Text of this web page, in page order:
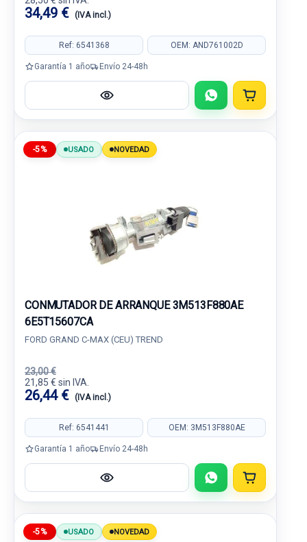
34,49 € (IVA incl.)
Ref: 6541368 OEM: AND761002D
Garantía 1 año Envío 24-48h
-5% USADO NOVEDAD
CONMUTADOR DE ARRANQUE 3M513F880AE
6E5T15607CA
FORD GRAND C-MAX (CEU) TREND
23,00 €
21,85 € sin IVA.
26,44 € (IVA incl.)
Ref: 6541441 OEM: 3M513F880AE
Garantía 1 año Envío 24-48h
-5% USADO NOVEDAD